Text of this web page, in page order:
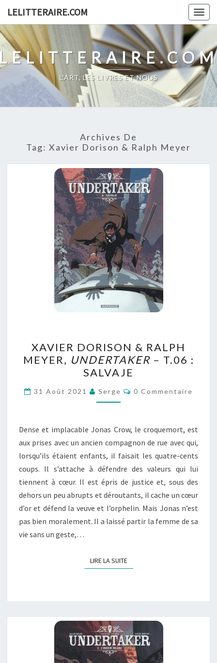
content
LELITTERAIRE.COM
L'ART, LES LIVRES ET NOUS
Archives De
Tag: Xavier Dorison & Ralph Meyer
DORISON
&
RALPH
MEYER,
UNDERTAKER
T.06
:
SALVAJE
XAVIER DORISON & RALPH
MEYER, UNDERTAKER– T.06 :
SALVAJE
31 Août 2021 Serge Commentaires
0 Commentaire
Dense et implacable Jonas Crow, le croquemort, est
aux prises avec un ancien compagnon de rue avec qui,
lorsqu’ils étaient enfants, il faisait les quatre-cents
coups. Il s’attache à défendre des valeurs qui lui
tiennent à cœur. Il est épris de justice et, sous des
dehors un peu abrupts et déroutants, il cache un cœur
d’or et défend la veuve et l’orphelin. Mais Jonas n’est
pas bien moralement. Il a laissé partir la femme de sa
vie sans un geste,…
LIRE LA SUITELIRE LA SUITE